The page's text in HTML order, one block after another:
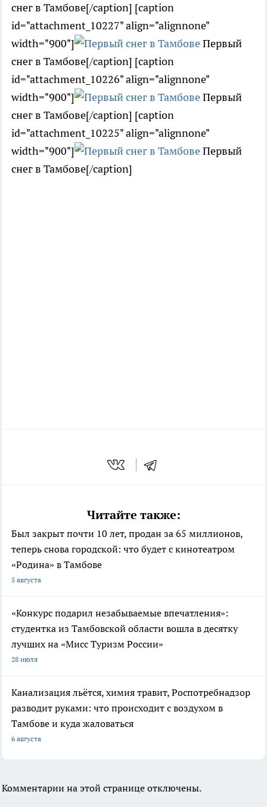
снег в Тамбове[/caption] [caption
id="attachment_10227" align="alignnone"
width="900"]
Первый
снег в Тамбове[/caption] [caption
id="attachment_10226" align="alignnone"
width="900"]
Первый
снег в Тамбове[/caption] [caption
id="attachment_10225" align="alignnone"
width="900"]
Первый
снег в Тамбове[/caption]
Читайте также:
Был закрыт почти 10 лет, продан за 65 миллионов,
теперь снова городской: что будет с кинотеатром
«Родина» в Тамбове
5 августа
«Конкурс подарил незабываемые впечатления»:
студентка из Тамбовской области вошла в десятку
лучших на «Мисс Туризм России»
28 июля
Канализация льётся, химия травит, Роспотребнадзор
разводит руками: что происходит с воздухом в
Тамбове и куда жаловаться
6 августа
Комментарии на этой странице отключены.